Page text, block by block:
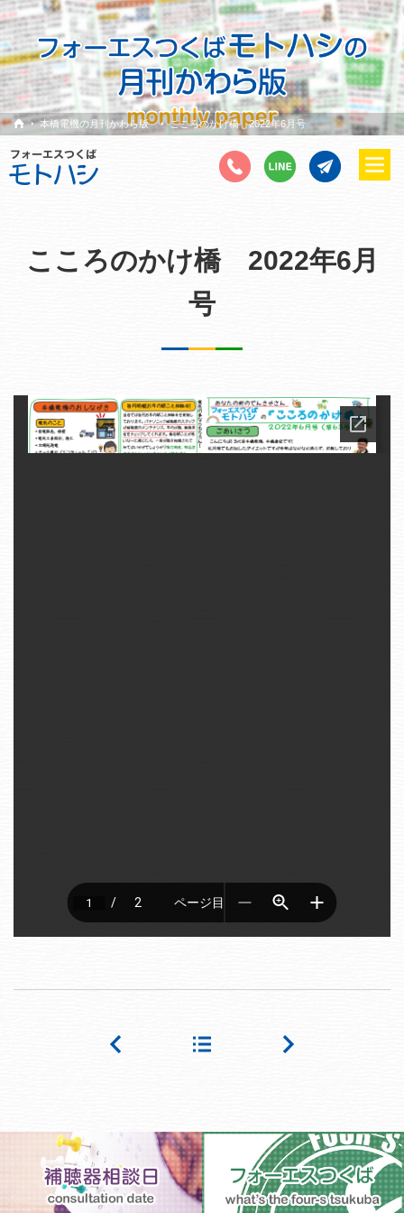
本橋電機の月刊かわら版 こころのかけ橋 2022年6月号
こころのかけ橋 2022年6月
号